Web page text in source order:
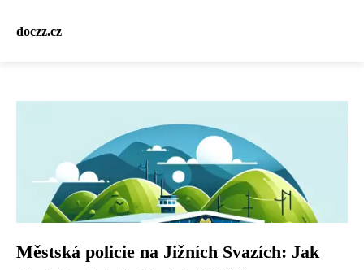
doczz.cz
Městská policie na Jižních Svazích: Jak